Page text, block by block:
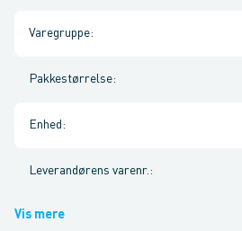
Varegruppe:
Pakkestørrelse:
Enhed :
Leverandørens varenr. :
Vis mere